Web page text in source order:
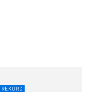
REKORD